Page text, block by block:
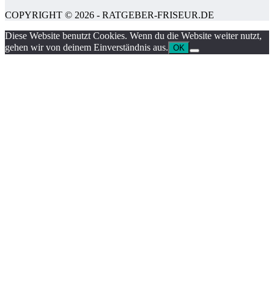
COPYRIGHT © 2026 - RATGEBER-FRISEUR.DE
Diese Website benutzt Cookies. Wenn du die Website weiter nutzt,
gehen wir von deinem Einverständnis aus. OK